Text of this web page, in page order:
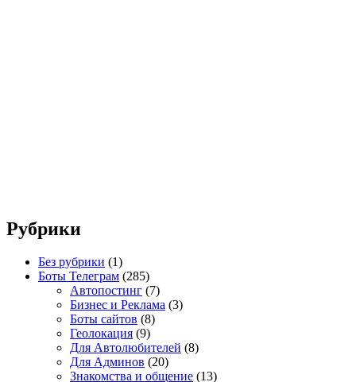
Рубрики
Без рубрики (1)
Боты Телеграм (285)
Автопостинг (7)
Бизнес и Реклама (3)
Боты сайтов (8)
Геолокация (9)
Для Автолюбителей (8)
Для Админов (20)
Знакомства и общение (13)